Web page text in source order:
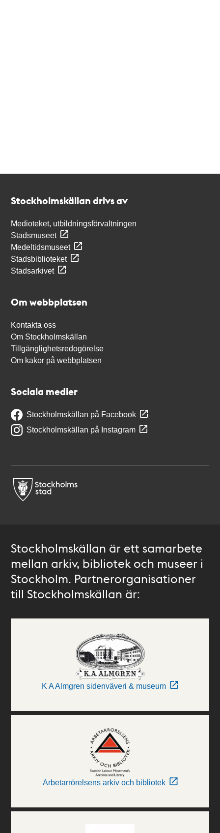
Stockholmskällan drivs av
Medioteket, utbildningsförvaltningen
Stadsmuseet
Medeltidsmuseet
Stadsbiblioteket
Stadsarkivet
Om webbplatsen
Kontakta oss
Om Stockholmskällan
Tillgänglighetsredogörelse
Om kakor på webbplatsen
Sociala medier
Stockholmskällan på Facebook
Stockholmskällan på Instagram
Stockholmskällan är ett samarbete
mellan arkiv, bibliotek och museer i
Stockholm. Partnerorganisationer
till Stockholmskällan är:
K A Almgren sidenväveri & museum
Arbetarrörelsens arkiv och bibliotek